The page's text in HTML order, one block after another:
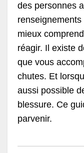
des personnes
mieux
réagir. Il existe
que vous
chutes. Et
aussi possible
blessure. Ce
parvenir.